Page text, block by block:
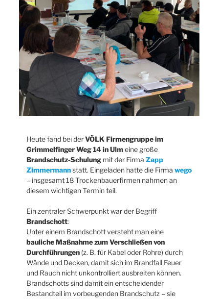
Heute fand bei derVÖLK Firmengruppe im
Grimmelfinger Weg 14 in Ulmeine große
Brandschutz-Schulung mit der Firma Zapp
Zimmermannstatt. Eingeladen hatte die Firma wego
– insgesamt 18 Trockenbauerfirmen nahmen an
diesem wichtigen Termin teil.
Ein zentraler Schwerpunkt war der Begriff
Brandschott:
Unter einem Brandschott versteht man eine
bauliche Maßnahme zum Verschließen von
Durchführungen (z. B. für Kabel oder Rohre) durch
Wände und Decken, damit sich im Brandfall Feuer
und Rauch nicht unkontrolliert ausbreiten können.
Brandschotts sind damit ein entscheidender
Bestandteil im vorbeugenden Brandschutz – sie